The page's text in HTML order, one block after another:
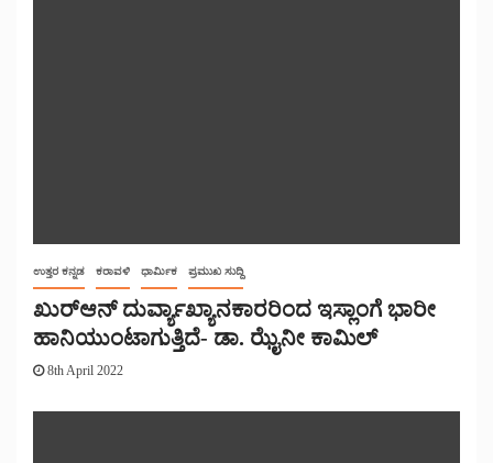
ಉತ್ತರ ಕನ್ನಡ ಕರಾವಳಿ ಧಾರ್ಮಿಕ ಪ್ರಮುಖ ಸುದ್ದಿ
ಖುರ್‌ಆನ್ ದುರ್ವ್ಯಾಖ್ಯಾನಕಾರರಿಂದ ಇಸ್ಲಾಂಗೆ ಭಾರೀ
ಹಾನಿಯುಂಟಾಗುತ್ತಿದೆ- ಡಾ. ಝೈನೀ ಕಾಮಿಲ್
8th April 2022